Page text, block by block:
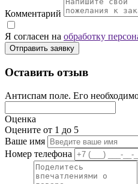
Комментарий
Я согласен на обработку
Отправить заявку
Оставить отзыв
Антиспам поле. Его
Оценка
Оцените от 1 до 5
Ваше имя
Номер телефона